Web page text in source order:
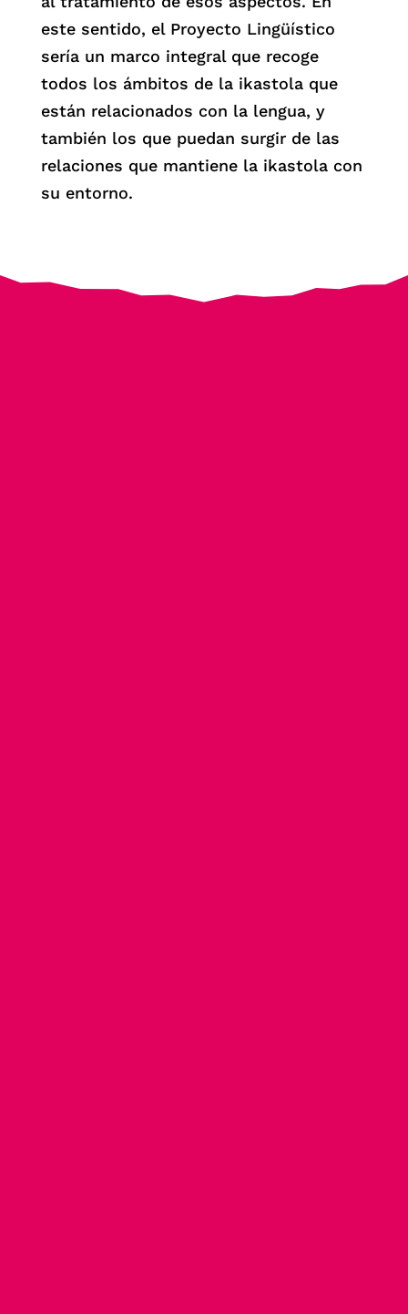
este sentido, el Proyecto Lingüístico
sería un marco integral que recoge
todos los ámbitos de la ikastola que
están relacionados con la lengua, y
también los que puedan surgir de las
relaciones que mantiene la ikastola con
su entorno.